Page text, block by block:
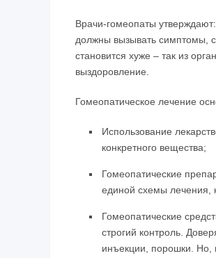
Врачи-гомеопаты
должны вызывать симптомы,
становится хуже – так из
выздоровление.
Гомеопатическое лечение
Использование
конкретного вещества;
Гомеопатические
единой схемы лечения,
Гомеопатические
строгий контроль.
инъекции, порошки. Но,